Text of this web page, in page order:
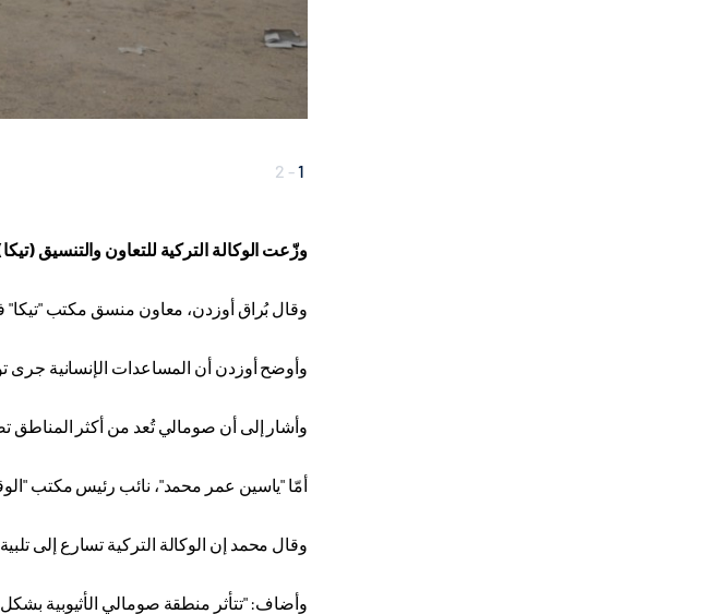
1
-
2
وزّعت الوكالة التركية للتعاون والتنسيق
وقال بُراق أوزدن، معاون منسق مكتب "تيكا"
وأوضح أوزدن أن المساعدات الإنسانية جرى
وأشار إلى أن صومالي تُعد من أكثر المناطق
أمّا "ياسين عمر محمد"، نائب رئيس مكتب
وقال محمد إن الوكالة التركية تسارع إلى
وأضاف: "تتأثر منطقة صومالي الأثيوبية بشكل